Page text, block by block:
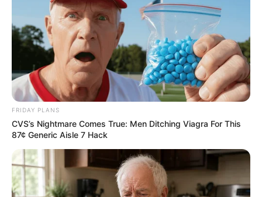
FRIDAY PLANS
CVS’s Nightmare Comes True: Men Ditching Viagra For This
87¢ Generic Aisle 7 Hack